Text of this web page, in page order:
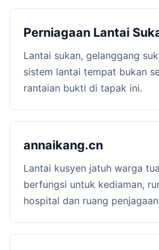
Perniagaan Lantai
Lantai sukan, gelanggang
sistem lantai tempat bukan
rantaian bukti di tapak ini.
annaikang.cn
Lantai kusyen jatuh warga
berfungsi untuk kediaman,
hospital dan ruang